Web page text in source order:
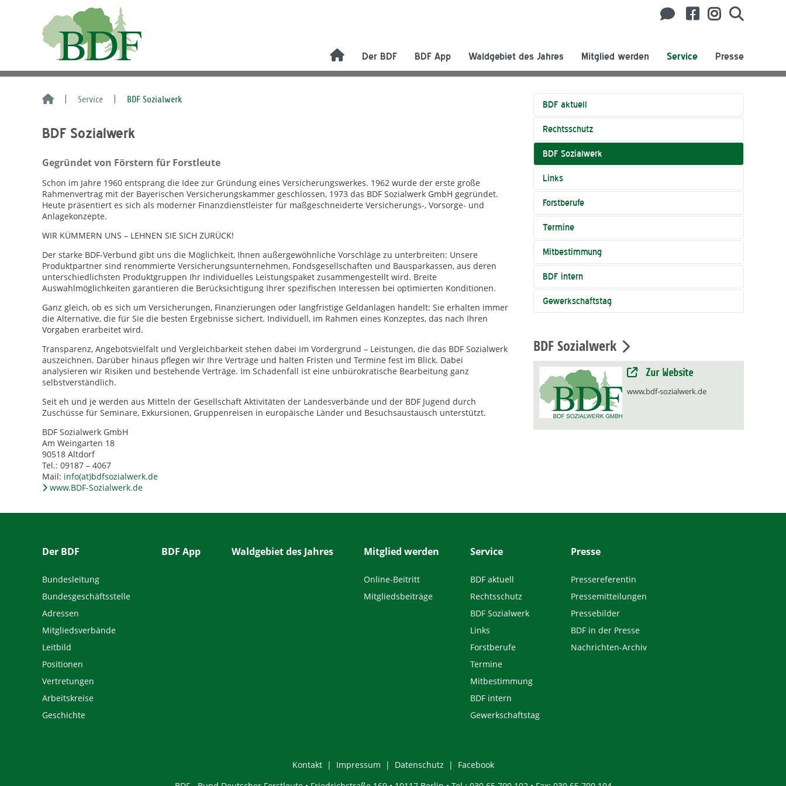
Der BDF BDF App Waldgebiet des Jahres Mitglied werden Service Presse
Service BDF Sozialwerk
BDF Sozialwerk
Gegründet von Förstern für Forstleute
Schon im Jahre 1960 entsprang die Idee zur Gründung eines Versicherungswerkes. 1962 wurde der erste große
Rahmenvertrag mit der Bayerischen Versicherungskammer geschlossen, 1973 das BDF Sozialwerk GmbH gegründet.
Heute präsentiert es sich als moderner Finanzdienstleister für maßgeschneiderte Versicherungs-, Vorsorge- und
Anlagekonzepte.
WIR KÜMMERN UNS – LEHNEN SIE SICH ZURÜCK!
Der starke BDF-Verbund gibt uns die Möglichkeit, Ihnen außergewöhnliche Vorschläge zu unterbreiten: Unsere
Produktpartner sind renommierte Versicherungsunternehmen, Fondsgesellschaften und Bausparkassen, aus deren
unterschiedlichsten Produktgruppen Ihr individuelles Leistungspaket zusammengestellt wird. Breite
Auswahlmöglichkeiten garantieren die Berücksichtigung Ihrer spezifischen Interessen bei optimierten Konditionen.
Ganz gleich, ob es sich um Versicherungen, Finanzierungen oder langfristige Geldanlagen handelt: Sie erhalten immer
die Alternative, die für Sie die besten Ergebnisse sichert. Individuell, im Rahmen eines Konzeptes, das nach Ihren
Vorgaben erarbeitet wird.
Transparenz, Angebotsvielfalt und Vergleichbarkeit stehen dabei im Vordergrund – Leistungen, die das BDF Sozialwerk
auszeichnen. Darüber hinaus pflegen wir Ihre Verträge und halten Fristen und Termine fest im Blick. Dabei
analysieren wir Risiken und bestehende Verträge. Im Schadenfall ist eine unbürokratische Bearbeitung ganz
selbstverständlich.
Seit eh und je werden aus Mitteln der Gesellschaft Aktivitäten der Landesverbände und der BDF Jugend durch
Zuschüsse für Seminare, Exkursionen, Gruppenreisen in europäische Länder und Besuchsaustausch unterstützt.
BDF Sozialwerk GmbH
Am Weingarten 18
90518 Altdorf
Tel.: 09187 – 4067
Mail: info(at)bdfsozialwerk.de
www.BDF-Sozialwerk.de
BDF aktuell
Rechtsschutz
BDF Sozialwerk
Links
Forstberufe
Termine
Mitbestimmung
BDF intern
Gewerkschaftstag
BDF Sozialwerk
Zur Website
www.bdf-sozialwerk.de
Der BDF
Bundesleitung
Bundesgeschäftsstelle
Adressen
Mitgliedsverbände
Leitbild
Positionen
Vertretungen
Arbeitskreise
Geschichte
BDF App Waldgebiet des Jahres Mitglied werden
Online-Beitritt
Mitgliedsbeiträge
Service
BDF aktuell
Rechtsschutz
BDF Sozialwerk
Links
Forstberufe
Termine
Mitbestimmung
BDF intern
Gewerkschaftstag
Presse
Pressereferentin
Pressemitteilungen
Pressebilder
BDF in der Presse
Nachrichten-Archiv
Kontakt Impressum Datenschutz
Facebook